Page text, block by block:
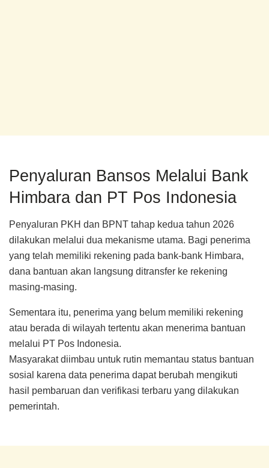
Penyaluran Bansos Melalui Bank
Himbara dan PT Pos Indonesia
Penyaluran PKH dan BPNT tahap kedua tahun 2026
dilakukan melalui dua mekanisme utama. Bagi penerima
yang telah memiliki rekening pada bank-bank Himbara,
dana bantuan akan langsung ditransfer ke rekening
masing-masing.
Sementara itu, penerima yang belum memiliki rekening
atau berada di wilayah tertentu akan menerima bantuan
melalui PT Pos Indonesia.
Masyarakat diimbau untuk rutin memantau status bantuan
sosial karena data penerima dapat berubah mengikuti
hasil pembaruan dan verifikasi terbaru yang dilakukan
pemerintah.